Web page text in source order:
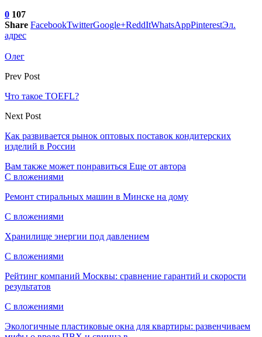
0 107
Share FacebookTwitterGoogle+ReddItWhatsAppPinterestЭл.
адрес
Олег
Prev Post
Что такое TOEFL?
Next Post
Как развивается рынок оптовых поставок кондитерских
изделий в России
Вам также может понравиться Еще от автора
С вложениями
Ремонт стиральных машин в Минске на дому
С вложениями
Хранилище энергии под давлением
С вложениями
Рейтинг компаний Москвы: сравнение гарантий и скорости
результатов
С вложениями
Экологичные пластиковые окна для квартиры: развенчиваем